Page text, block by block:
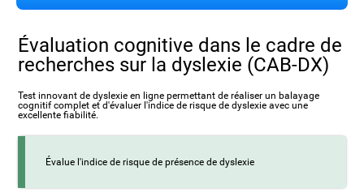
Évaluation cognitive dans le cadre de
recherches sur la dyslexie (CAB-DX)
Test innovant de dyslexie en ligne permettant de réaliser un balayage
cognitif complet et d'évaluer l'indice de risque de dyslexie avec une
excellente fiabilité.
Évalue l'indice de risque de présence de dyslexie